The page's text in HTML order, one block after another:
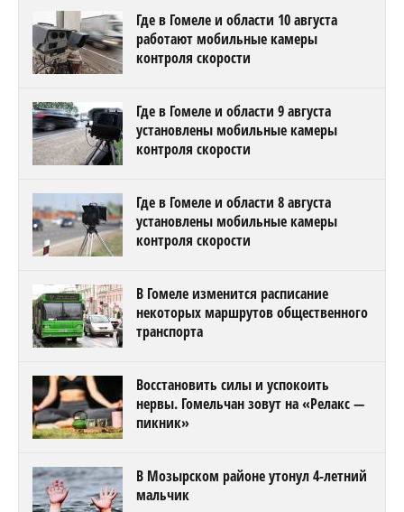
Где в Гомеле и области 10 августа
работают мобильные камеры
контроля скорости
Где в Гомеле и области 9 августа
установлены мобильные камеры
контроля скорости
Где в Гомеле и области 8 августа
установлены мобильные камеры
контроля скорости
В Гомеле изменится расписание
некоторых маршрутов общественного
транспорта
Восстановить силы и успокоить
нервы. Гомельчан зовут на «Релакс —
пикник»
В Мозырском районе утонул 4-летний
мальчик